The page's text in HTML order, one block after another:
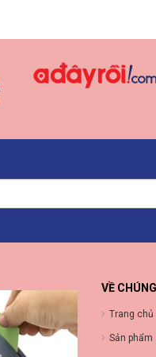
VỀ
Trang chủ
Sản phẩm